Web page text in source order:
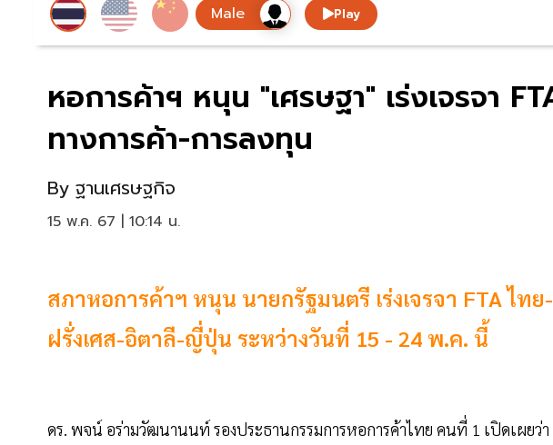
Play
หอการค้าฯ หนุน "เศรษฐา" เร่งเจรจา
ทางการค้า-การลงทุน
By ฐานเศรษฐกิจ
15 พ.ค. 67 | 10:14 น.
สภาหอการค้าฯ หนุน นายกรัฐมนตรี เร่งเจรจา FTA ไท
ฝรั่งเศส-อิตาลี-ญี่ปุ่น ระหว่างวันที่ 15 - 24 พ.ค. นี้
ดร. พจน์ อร่ามวัฒนานนท์ รองประธานกรรมการหอการค้าไทย คนที่ 1 เปิดเผยว่